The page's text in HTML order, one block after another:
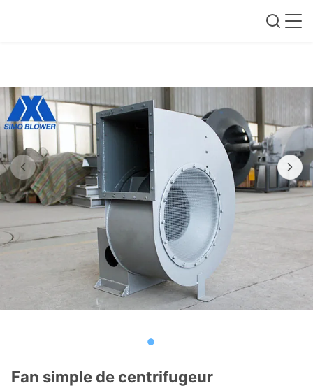
Fan simple de centrifugeur